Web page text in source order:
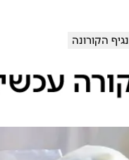
נגיף הקורונה